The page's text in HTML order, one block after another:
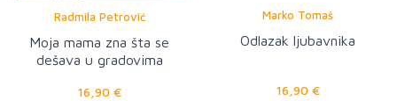
Radmila Petrović
Moja mama zna šta se
dešava u gradovima
16,90 €
Marko Tomaš
Odlazak ljubavnika
16,90 €